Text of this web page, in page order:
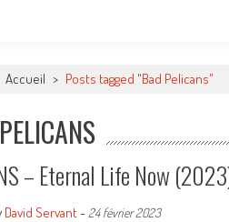
Accueil > Posts tagged "Bad Pelicans"
– Eternal Life Now
David Servant- 24 février 2023